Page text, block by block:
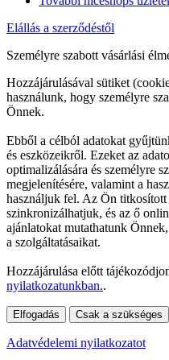
Elállás a szerződéstől
Személyre szabott vásárlási
Hozzájárulásával sütiket
használunk, hogy személyre
Önnek.
Ebből a célból adatokat
és eszközeikről. Ezeket az
optimalizálására és személyre
megjelenítésére, valamint a
használjuk fel. Az Ön
szinkronizálhatjuk, és az ő
ajánlatokat mutathatunk
a szolgáltatásaikat.
Hozzájárulása előtt
nyilatkozatunkban..
Elfogadás Csak a szükséges
Adatvédelemi nyilatkozatot